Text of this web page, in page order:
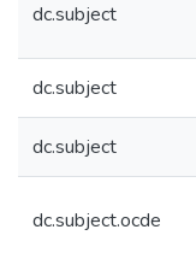
dc.subject
dc.subject
dc.subject
dc.subject.ocde